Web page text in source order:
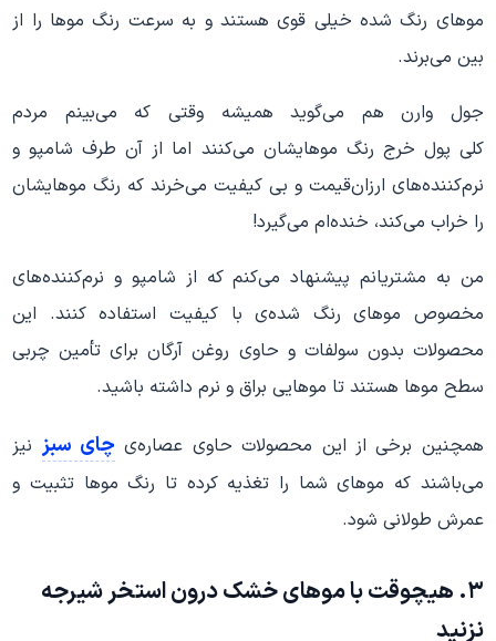
موهای رنگ شده خیلی قوی هستند و به سرعت رنگ موها را از
بین می‌برند.
جول وارن هم می‌گوید همیشه وقتی که می‌بینم مردم
کلی پول خرج رنگ موهایشان می‌کنند اما از آن طرف شامپو و
نرم‌کننده‌های ارزان‌قیمت و بی کیفیت می‌خرند که رنگ موهایشان
را خراب می‌کند، خنده‌ام می‌گیرد!
من به مشتریانم پیشنهاد می‌کنم که از شامپو و نرم‌کننده‌های
مخصوص موهای رنگ شده‌ی با کیفیت استفاده کنند. این
محصولات بدون سولفات و حاوی روغن آرگان برای تأمین چربی
سطح موها هستند تا موهایی براق و نرم داشته باشید.
همچنین برخی از این محصولات حاوی عصاره‌ی چای سبز نیز
می‌باشند که موهای شما را تغذیه کرده تا رنگ موها تثبیت و
عمرش طولانی شود.
۳. هیچوقت با موهای خشک درون استخر شیرجه
نزنید